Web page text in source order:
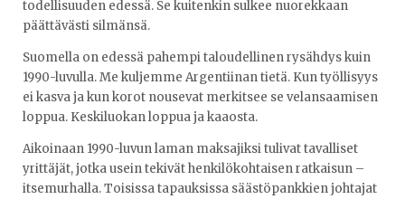
todellisuuden edessä. Se kuitenkin sulkee nuorekkaan
päättävästi silmänsä.
Suomella on edessä pahempi taloudellinen rysähdys kuin
1990-luvulla. Me kuljemme Argentiinan tietä. Kun työllisyys
ei kasva ja kun korot nousevat merkitsee se velansaamisen
loppua. Keskiluokan loppua ja kaaosta.
Aikoinaan 1990-luvun laman maksajiksi tulivat tavalliset
yrittäjät, jotka usein tekivät henkilökohtaisen ratkaisun –
itsemurhalla. Toisissa tapauksissa säästöpankkien johtajat